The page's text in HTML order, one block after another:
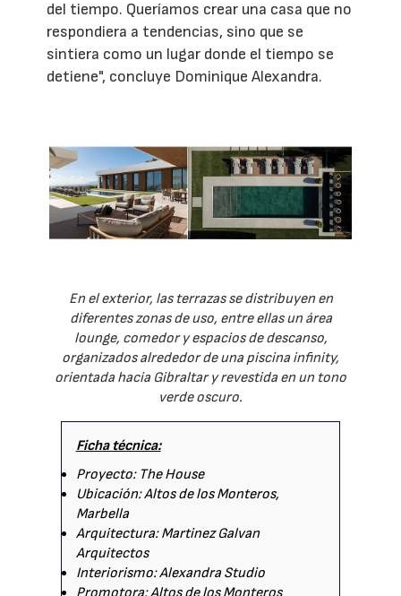
del tiempo. Queríamos crear una casa que no
respondiera a tendencias, sino que se
sintiera como un lugar donde el tiempo se
detiene", concluye Dominique Alexandra.
En el exterior, las terrazas se distribuyen en
diferentes zonas de uso, entre ellas un área
lounge, comedor y espacios de descanso,
organizados alrededor de una piscina infinity,
orientada hacia Gibraltar y revestida en un tono
verde oscuro.
Ficha técnica:
Proyecto: The House
Ubicación: Altos de los Monteros,
Marbella
Arquitectura: Martinez Galvan
Arquitectos
Interiorismo: Alexandra Studio